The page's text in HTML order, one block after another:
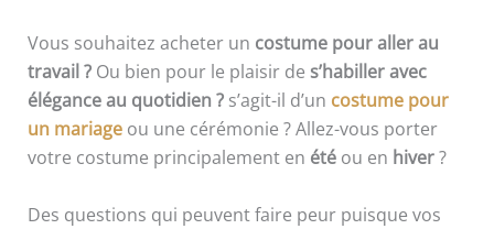
Vous souhaitez acheter un costume pour aller au
travail ?Ou bien pour le plaisir de s’habiller avec
élégance au quotidien ?s’agit-il d’un costume pour
un mariageou une cérémonie ? Allez-vous porter
votre costume principalement en étéou en hiver?
Des questions qui peuvent faire peur puisque vos